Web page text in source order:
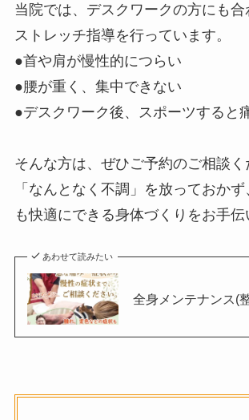
当院では、デスクワークの方にも
ストレッチ指導を行っています。
●首や肩が慢性的につらい
●腰が重く、集中できない
●デスクワーク後、スポーツすると
そんな方は、ぜひご予約のご相談
「なんとなく不調」を放っておかず
も快適にできる身体づくりをお手伝
あわせて読みたい
全身メンテナンス(